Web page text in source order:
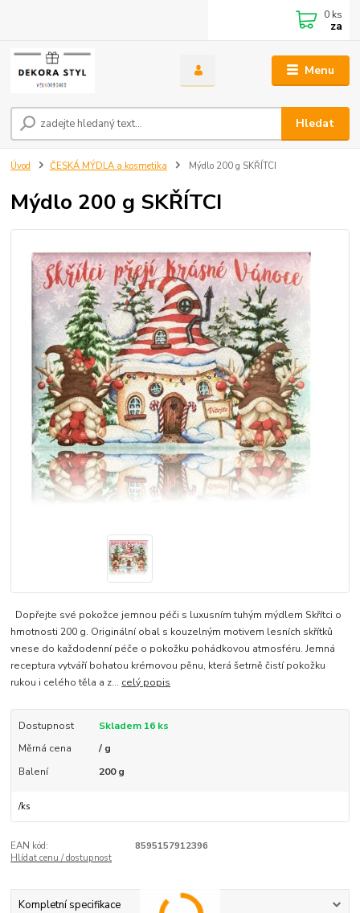
Menu
Hledat
0 ks
za
Úvod ČESKÁ MÝDLA a kosmetika Mýdlo 200 g SKŘÍTCI
Mýdlo 200 g SKŘÍTCI
Dopřejte své pokožce jemnou péči s luxusním tuhým mýdlem Skřítci o
hmotnosti 200 g. Originální obal s kouzelným motivem lesních skřítků
vnese do každodenní péče o pokožku pohádkovou atmosféru. Jemná
receptura vytváří bohatou krémovou pěnu, která šetrně čistí pokožku
rukou i celého těla a z... celý popis
Dostupnost
Skladem 16 ks
Měrná cena
/ g
Balení
200 g
/ks
EAN kód:
8595157912396
Hlídat cenu / dostupnost
Kompletní specifikace